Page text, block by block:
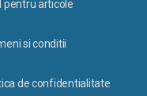
pentru articole
si conditii
de confidentialitate